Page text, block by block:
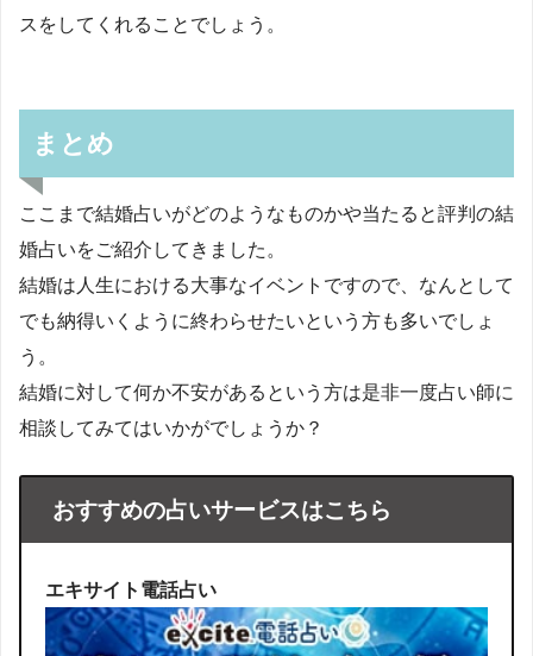
スをしてくれることでしょう。
まとめ
ここまで結婚占いがどのようなものかや当たると評判の結
婚占いをご紹介してきました。
結婚は人生における大事なイベントですので、なんとして
でも納得いくように終わらせたいという方も多いでしょ
う。
結婚に対して何か不安があるという方は是非一度占い師に
相談してみてはいかがでしょうか？
おすすめの占いサービスはこちら
エキサイト電話占い